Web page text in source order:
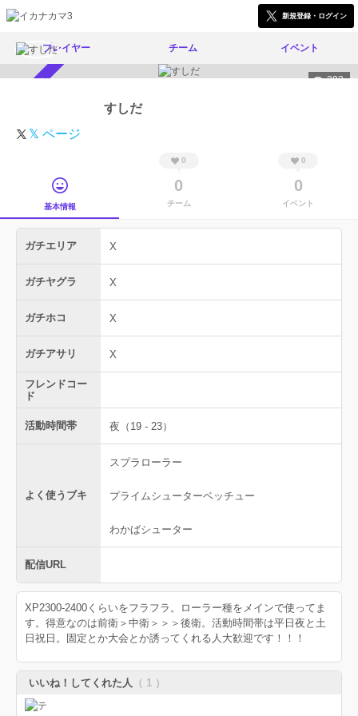
新規登録・ログイン
プレイヤー チーム イベント
293
すしだ
𝕏 ページ
基本情報
0
0
チーム
0
0
イベント
ガチエリア X
ガチヤグラ X
ガチホコ X
ガチアサリ X
フレンドコー
ド
活動時間帯 夜（19 - 23）
よく使うブキ
スプラローラー
プライムシューターベッチュー
わかばシューター
配信URL
XP2300-2400くらいをフラフラ。ローラー種をメインで使ってま
す。得意なのは前衛＞中衛＞＞＞後衛。活動時間帯は平日夜と土
日祝日。固定とか大会とか誘ってくれる人大歓迎です！！！
いいね！してくれた人 （ 1 ）